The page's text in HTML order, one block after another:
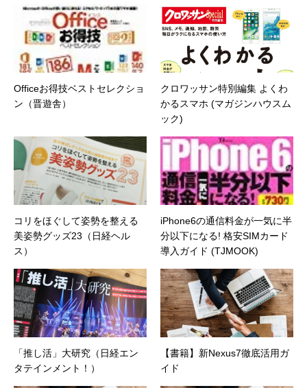
Officeお得技ベストセレクショ
ン（晋遊舎）
クロワッサン特別編集 よくわ
かるスマホ (マガジンハウスム
ック)
コリをほぐして姿勢を整える
美姿勢グッズ23（日経ヘル
ス）
iPhone6の通信料金が一気に半
分以下になる! 格安SIMカード
導入ガイド (TJMOOK)
「推し活」大研究（日経エン
タテインメント！）
【書籍】新Nexus7徹底活用ガ
イド